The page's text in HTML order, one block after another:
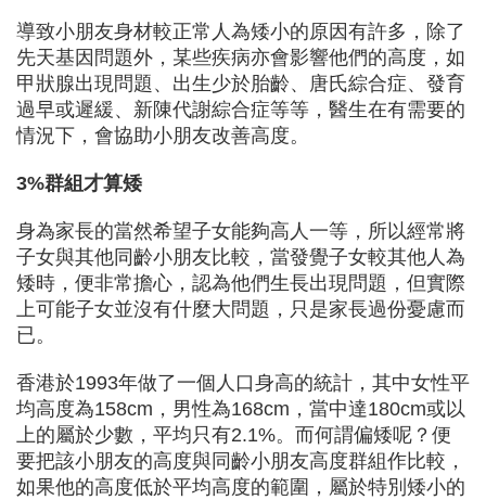
導致小朋友身材較正常人為矮小的原因有許多，除了
先天基因問題外，某些疾病亦會影響他們的高度，如
甲狀腺出現問題、出生少於胎齡、唐氏綜合症、發育
過早或遲緩、新陳代謝綜合症等等，醫生在有需要的
情況下，會協助小朋友改善高度。
3%群組才算矮
身為家長的當然希望子女能夠高人一等，所以經常將
子女與其他同齡小朋友比較，當發覺子女較其他人為
矮時，便非常擔心，認為他們生長出現問題，但實際
上可能子女並沒有什麼大問題，只是家長過份憂慮而
已。
香港於1993年做了一個人口身高的統計，其中女性平
均高度為158cm，男性為168cm，當中達180cm或以
上的屬於少數，平均只有2.1%。而何謂偏矮呢？便
要把該小朋友的高度與同齡小朋友高度群組作比較，
如果他的高度低於平均高度的範圍，屬於特別矮小的